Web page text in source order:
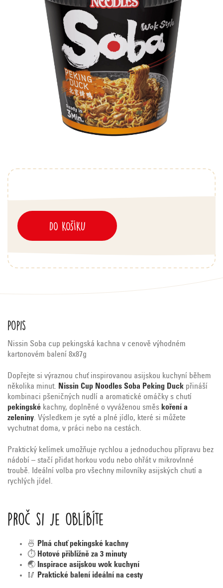
DO KOŠÍKU
Popis
Nissin Soba cup pekingská kachna v cenově výhodném
kartonovém balení 8x87g
Dopřejte si výraznou chuť inspirovanou asijskou kuchyní během
několika minut. Nissin Cup Noodles Soba Peking Duck přináší
kombinaci pšeničných nudlí a aromatické omáčky s chutí
pekingské kachny, doplněné o vyváženou směs koření a
zeleniny. Výsledkem je syté a plné jídlo, které si můžete
vychutnat doma, v práci nebo na cestách.
Praktický kelímek umožňuje rychlou a jednoduchou přípravu bez
nádobí – stačí přidat horkou vodu nebo ohřátv mikrovlnné
troubě.
Ideální volba pro všechny milovníky asijských chutí a
rychlých jídel.
Proč si je oblíbíte
🍜 Plná chuť pekingské kachny
⏱️ Hotové přibližně za 3 minuty
🌏 Inspirace asijskou wok kuchyní
🥢
Praktické balení ideální na cesty